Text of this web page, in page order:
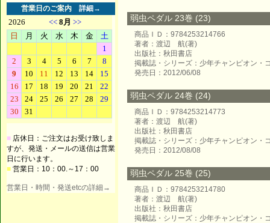
営業日のご案内 詳細→
■ 店休日：ご注文はお受け致しま
すが、発送・メールの送信は営業
日に行います。
■ 営業日：10：00.～17：00
営業日・時間・発送etcの詳細→
弱虫ペダル 23巻 (23)
商品ＩＤ：9784253214766
著者：渡辺 航(著)
出版社：秋田書店
掲載誌・シリーズ：少年チャンピオン・
発売日：2012/06/08
弱虫ペダル 24巻 (24)
商品ＩＤ：9784253214773
著者：渡辺 航(著)
出版社：秋田書店
掲載誌・シリーズ：少年チャンピオン・
発売日：2012/08/08
弱虫ペダル 25巻 (25)
商品ＩＤ：9784253214780
著者：渡辺 航(著)
出版社：秋田書店
掲載誌・シリーズ：少年チャンピオン・